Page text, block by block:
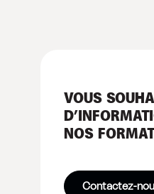
VOUS
NOS
Contactez-